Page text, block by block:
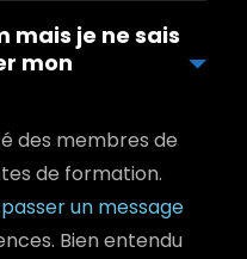
mais je ne sais
mon
des membres de
de formation.
un message
Bien entendu